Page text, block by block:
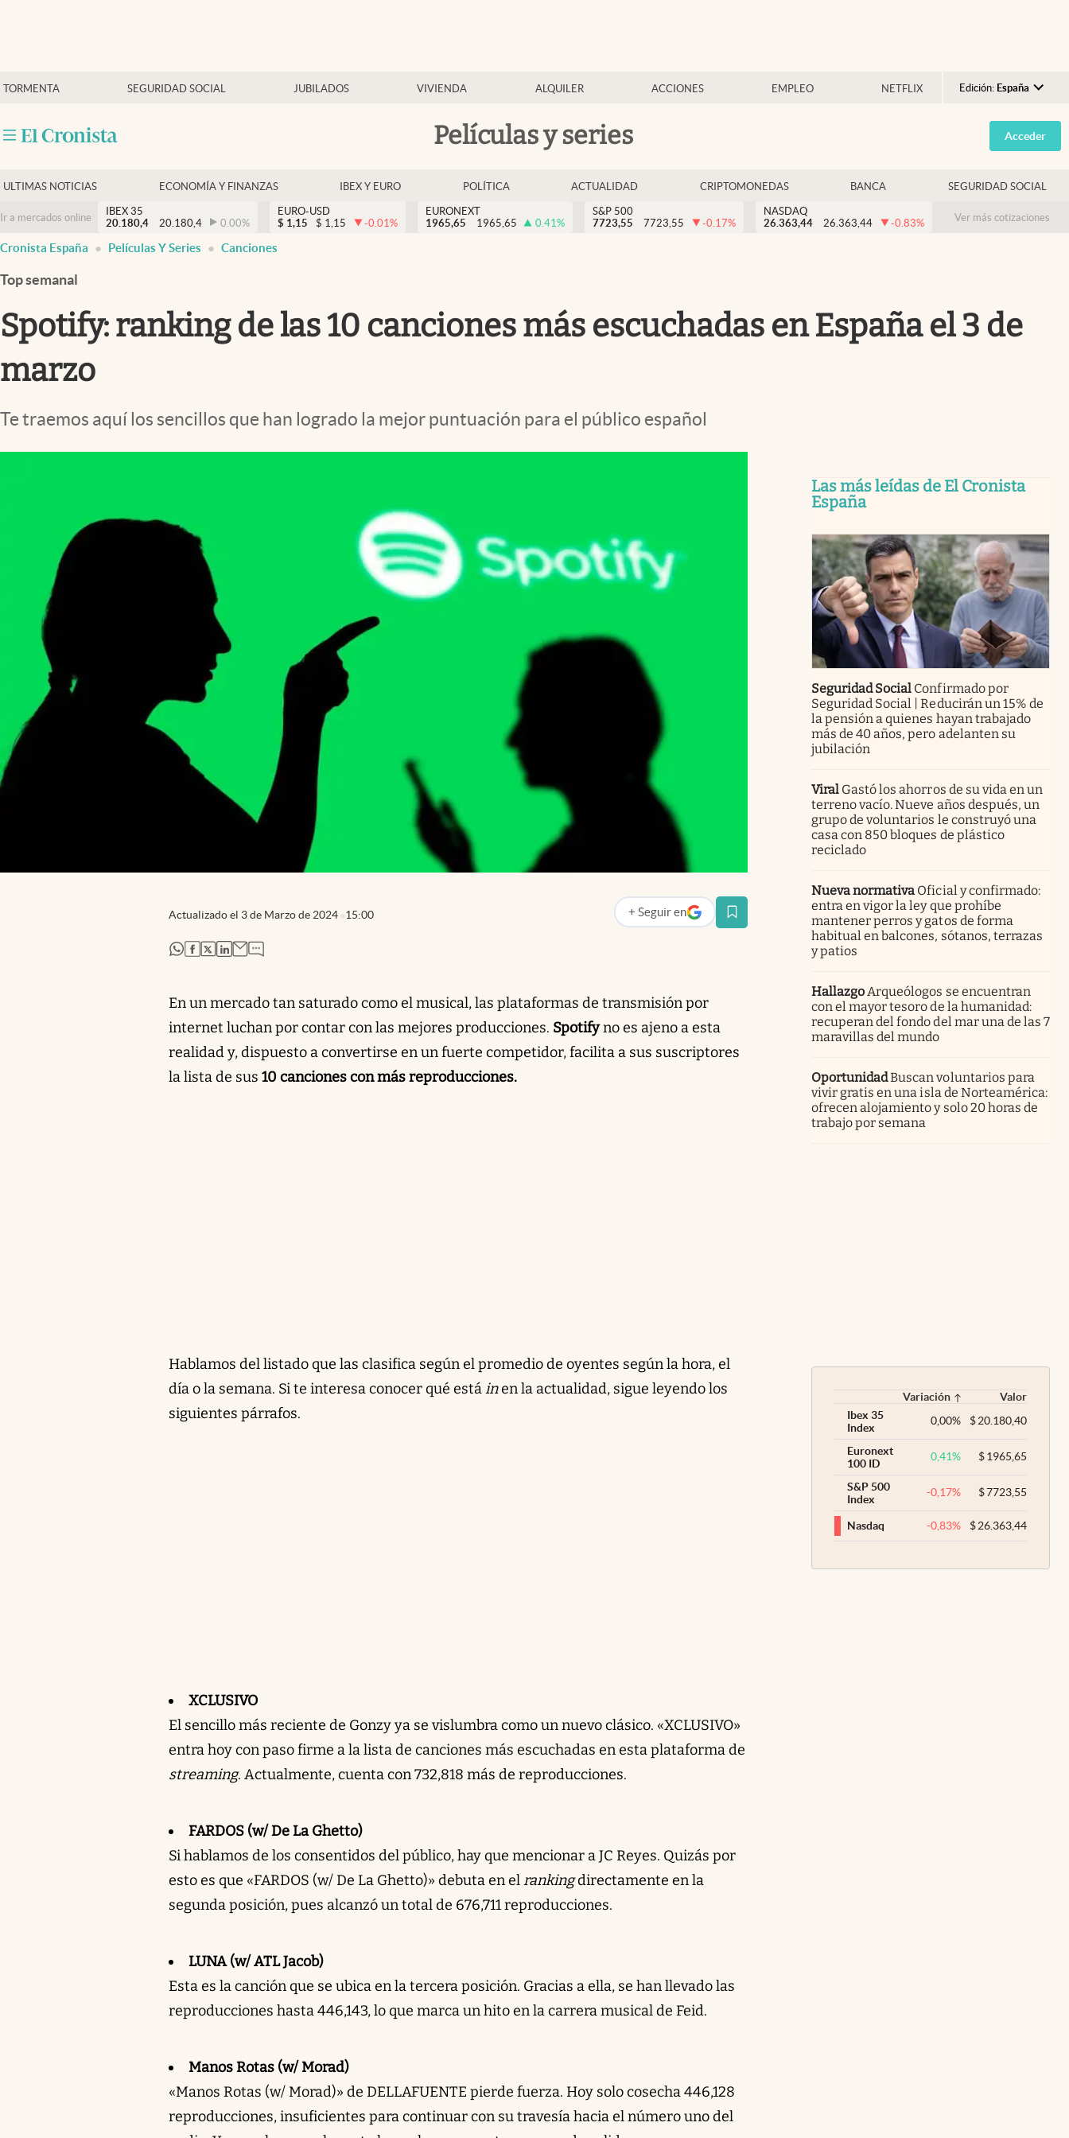
TORMENTA SEGURIDAD SOCIAL JUBILADOS VIVIENDA ALQUILER ACCIONES EMPLEO NETFLIX Edición: España
Argentina
España
USA
Colombia
Películas y series
Economía y finanzas
Criptomonedas
Acceder
ULTIMAS NOTICIAS ECONOMÍA Y FINANZAS IBEX Y EURO POLÍTICA ACTUALIDAD CRIPTOMONEDAS BANCA SEGURIDAD SOCIAL
Ir a mercados online
IBEX 35
20.180,4
20.180,4 0.00%
EURO-USD
$ 1,15 $ 1,15 -0.01%
EURONEXT
1965,65
1965,65 0.41%
S&P 500
7723,55
7723,55 -0.17%
NASDAQ
26.363,44
26.363,44 -0.83% Ver más cotizaciones
Cronista España Películas Y Series Canciones
Top semanal
Spotify: ranking de las 10 canciones más escuchadas en España el 3 de
marzo
Te traemos aquí los sencillos que han logrado la mejor puntuación para el público español
Actualizado el 3 de Marzo de 2024 15:00 + Seguir en
abre en nueva pestaña
abre en nueva pestaña
abre en nueva pestaña
abre en nueva pestaña
abre en nueva pestaña
En un mercado tan saturado como el musical, las plataformas de transmisión por
internet luchan por contar con las mejores producciones. Spotifyno es ajeno a esta
realidad y, dispuesto a convertirse en un fuerte competidor, facilita a sus suscriptores
la lista de sus 10 canciones con más reproducciones.
Hablamos del listado que las clasifica según el promedio de oyentes según la hora, el
día o la semana. Si te interesa conocer qué estáinen la actualidad, sigue leyendo los
siguientes párrafos.
XCLUSIVO
El sencillo más reciente de Gonzy ya se vislumbra como un nuevo clásico. «XCLUSIVO»
entra hoy con paso firme a la lista de canciones más escuchadas en esta plataforma de
streaming. Actualmente, cuenta con 732,818 más de reproducciones.
FARDOS (w/ De La Ghetto)
Si hablamos de los consentidos del público, hay que mencionar a JC Reyes. Quizás por
esto es que «FARDOS (w/ De La Ghetto)» debuta en elrankingdirectamente en la
segunda posición, pues alcanzó un total de 676,711 reproducciones.
LUNA (w/ ATL Jacob)
Esta es la canción que se ubica en la tercera posición. Gracias a ella, se han llevado las
reproducciones hasta 446,143, lo que marca un hito en la carrera musical de Feid.
Manos Rotas (w/ Morad)
«Manos Rotas (w/ Morad)» de DELLAFUENTE pierde fuerza. Hoy solo cosecha 446,128
reproducciones, insuficientes para continuar con su travesía hacia el número uno del
Las más leídas de El Cronista
España
Seguridad Social Confirmado por
Seguridad Social | Reducirán un 15% de
la pensión a quienes hayan trabajado
más de 40 años, pero adelanten su
jubilación
Viral Gastó los ahorros de su vida en un
terreno vacío. Nueve años después, un
grupo de voluntarios le construyó una
casa con 850 bloques de plástico
reciclado
Nueva normativa Oficial y confirmado:
entra en vigor la ley que prohíbe
mantener perros y gatos de forma
habitual en balcones, sótanos, terrazas
y patios
HallazgoArqueólogos se encuentran
con el mayor tesoro de la humanidad:
recuperan del fondo del mar una de las 7
maravillas del mundo
OportunidadBuscan voluntarios para
vivir gratis en una isla de Norteamérica:
ofrecen alojamiento y solo 20 horas de
trabajo por semana
Variación
Valor
Ibex 35
Index
0,00% $20.180,40
Euronext
100 ID
0,41% $1965,65
S&P 500
Index
-0,17% $7723,55
Nasdaq -0,83% $26.363,44